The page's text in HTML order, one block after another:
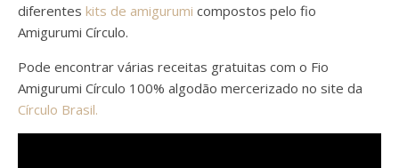
diferentes kits de amigurumi compostos pelo fio
Amigurumi Círculo.
Pode encontrar várias receitas gratuitas com o Fio
Amigurumi Círculo 100% algodão mercerizado no site da
Círculo Brasil.